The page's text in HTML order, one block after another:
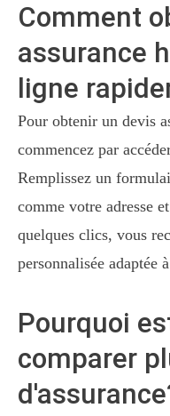
Comment
assurance
ligne
Pour obtenir un devis
commencez par
Remplissez un
comme votre adresse
quelques clics, vous
personnalisée adaptée
Pourquoi
comparer